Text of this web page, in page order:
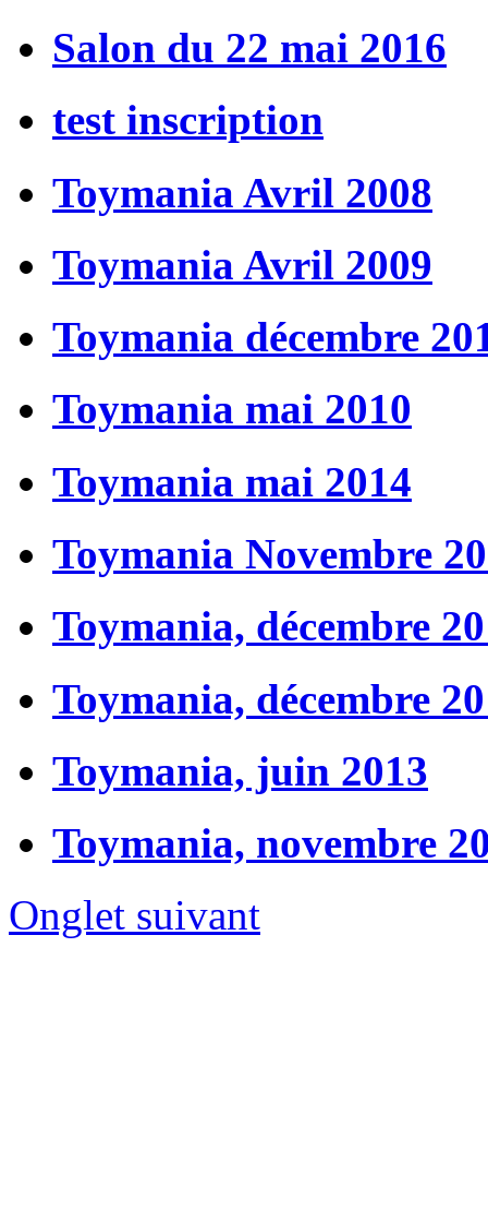
Salon du 22 mai 2016
test inscription
Toymania Avril 2008
Toymania Avril 2009
Toymania décembre
Toymania mai 2010
Toymania mai 2014
Toymania Novembre
Toymania, décembre
Toymania, décembre
Toymania, juin 2013
Toymania, novembre
Onglet suivant